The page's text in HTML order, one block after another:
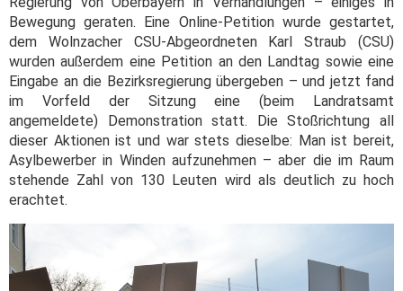
Bewegung geraten. Eine Online-Petition wurde gestartet,
dem Wolnzacher CSU-Abgeordneten Karl Straub (CSU)
wurden außerdem eine Petition an den Landtag sowie eine
Eingabe an die Bezirksregierung übergeben – und jetzt fand
im Vorfeld der Sitzung eine (beim Landratsamt
angemeldete) Demonstration statt. Die Stoßrichtung all
dieser Aktionen ist und war stets dieselbe: Man ist bereit,
Asylbewerber in Winden aufzunehmen – aber die im Raum
stehende Zahl von 130 Leuten wird als deutlich zu hoch
erachtet.